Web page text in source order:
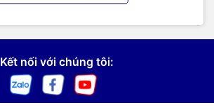
Kết nối với chúng tôi: